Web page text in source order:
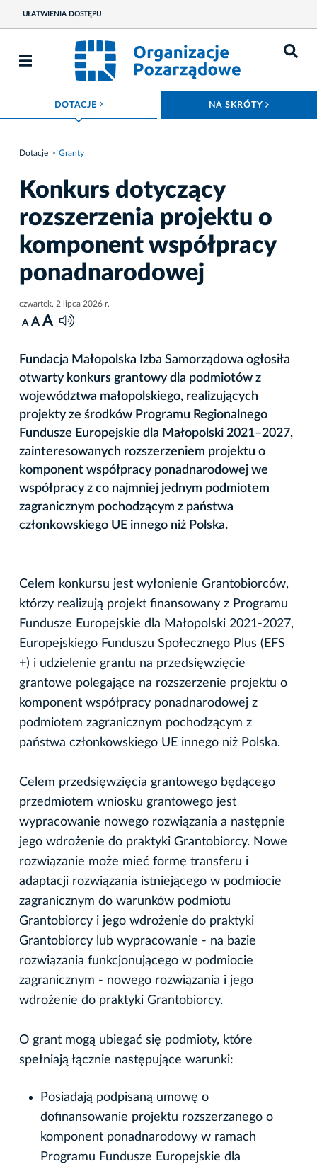
UŁATWIENIA DOSTĘPU
DOTACJE ROZWIŃ MENU NA SKRÓTY
Dotacje Granty
Konkurs dotyczący
rozszerzenia projektu o
komponent współpracy
ponadnarodowej
czwartek, 2 lipca 2026 r.
A A A
Fundacja Małopolska Izba Samorządowa ogłosiła
otwarty konkurs grantowy dla podmiotów z
województwa małopolskiego, realizujących
projekty ze środków Programu Regionalnego
Fundusze Europejskie dla Małopolski 2021–2027,
zainteresowanych rozszerzeniem projektu o
komponent współpracy ponadnarodowej we
współpracy z co najmniej jednym podmiotem
zagranicznym pochodzącym z państwa
członkowskiego UE innego niż Polska.
Celem konkursu jest wyłonienie Grantobiorców,
którzy realizują projekt finansowany z Programu
Fundusze Europejskie dla Małopolski 2021-2027,
Europejskiego Funduszu Społecznego Plus (EFS
+) i udzielenie grantu na przedsięwzięcie
grantowe polegające na rozszerzenie projektu o
komponent współpracy ponadnarodowej z
podmiotem zagranicznym pochodzącym z
państwa członkowskiego UE innego niż Polska.
Celem przedsięwzięcia grantowego będącego
przedmiotem wniosku grantowego jest
wypracowanie nowego rozwiązania a następnie
jego wdrożenie do praktyki Grantobiorcy. Nowe
rozwiązanie może mieć formę transferu i
adaptacji rozwiązania istniejącego w podmiocie
zagranicznym do warunków podmiotu
Grantobiorcy i jego wdrożenie do praktyki
Grantobiorcy lub wypracowanie - na bazie
rozwiązania funkcjonującego w podmiocie
zagranicznym - nowego rozwiązania i jego
wdrożenie do praktyki Grantobiorcy.
O grant mogą ubiegać się podmioty, które
spełniają łącznie następujące warunki:
Posiadają podpisaną umowę o
dofinansowanie projektu rozszerzanego o
komponent ponadnarodowy w ramach
Programu Fundusze Europejskie dla